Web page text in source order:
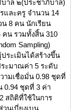
าล ๒(ประชาภิบาล)
และครู จำนวน 14
8 คน นักเรียน
คน รวมทั้งสิ้น 310
Sampling)
ระเมินได้สร้างขึ้น
ะมาณค่า 5 ระดับ
ามเชื่อมั่น 0.98 ชุดที่
0.94 ชุดที่ 3 ค่า
สถิติที่ใช้ในการ